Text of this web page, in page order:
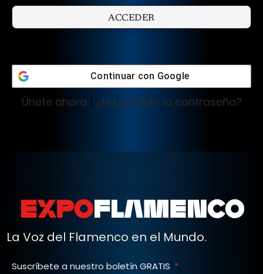
Continuar con Google
Únete ahora | ¿Ha perdido la contraseña?
La Voz del Flamenco en el Mundo.
Suscríbete a nuestro boletín GRATIS